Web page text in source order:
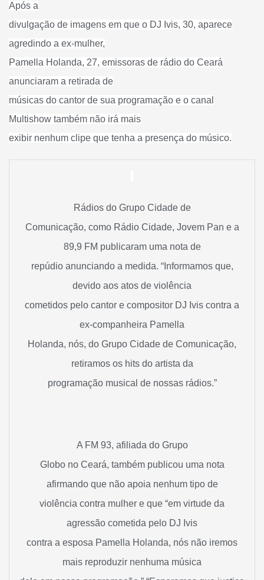
Após a
divulgação de imagens em que o DJ Ivis, 30, aparece
agredindo a ex-mulher,
Pamella Holanda, 27, emissoras de rádio do Ceará
anunciaram a retirada de
músicas do cantor de sua programação e o canal
Multishow também não irá mais
exibir nenhum clipe que tenha a presença do músico.
Rádios do Grupo Cidade de
Comunicação, como Rádio Cidade, Jovem Pan e a
89,9 FM publicaram uma nota de
repúdio anunciando a medida. “Informamos que,
devido aos atos de violência
cometidos pelo cantor e compositor DJ Ivis contra a
ex-companheira Pamella
Holanda, nós, do Grupo Cidade de Comunicação,
retiramos os hits do artista da
programação musical de nossas rádios.”
A FM 93, afiliada do Grupo
Globo no Ceará, também publicou uma nota
afirmando que não apoia nenhum tipo de
violência contra mulher e que “em virtude da
agressão cometida pelo DJ Ivis
contra a esposa Pamella Holanda, nós não iremos
mais reproduzir nenhuma música